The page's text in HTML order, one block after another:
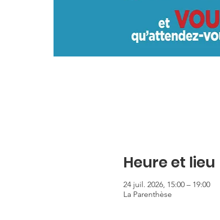
Heure et lieu
24 juil. 2026, 15:00 – 19:00
La Parenthèse